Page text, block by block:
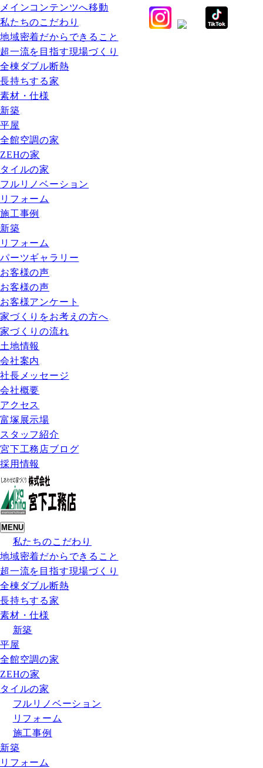
メインコンテンツへ移動
私たちのこだわり
地域密着だからできること
超一流を目指す現場づくり
全棟ダブル断熱
長持ちする家
素材・仕様
新築
平屋
全館空調の家
ZEHの家
タイルの家
フルリノベーション
リフォーム
施工事例
新築
リフォーム
パーツギャラリー
お客様の声
お客様の声
お客様アンケート
家づくりをお考えの方へ
家づくりの流れ
土地情報
会社案内
社長メッセージ
会社概要
アクセス
富塚展示場
スタッフ紹介
宮下工務店ブログ
採用情報
MENU
私たちのこだわり
地域密着だからできること
超一流を目指す現場づくり
全棟ダブル断熱
長持ちする家
素材・仕様
新築
平屋
全館空調の家
ZEHの家
タイルの家
フルリノベーション
リフォーム
施工事例
新築
リフォーム